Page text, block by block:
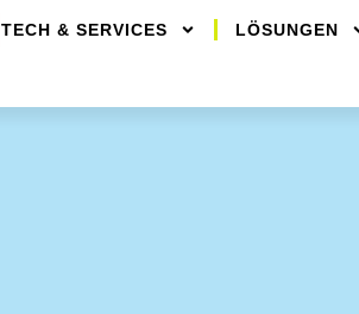
TECH & SERVICES LÖSUNGEN